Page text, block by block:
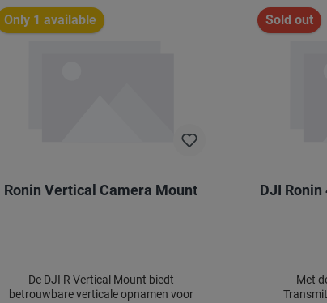
Only 1 available
Ronin Vertical Camera Mount
De DJI R Vertical Mount biedt
betrouwbare verticale opnamen voor
Sold out
DJI
Met